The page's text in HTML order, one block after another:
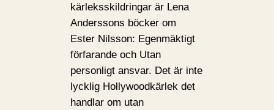
kärleksskildringar är Lena
Anderssons böcker om
Ester Nilsson: Egenmäktigt
förfarande och Utan
personligt ansvar. Det är inte
lycklig Hollywoodkärlek det
handlar om utan